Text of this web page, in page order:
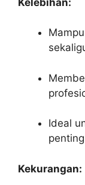
Ideal
Kekurangan: